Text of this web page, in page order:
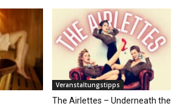
Veranstaltungstipps
The Airlettes – Underneath the